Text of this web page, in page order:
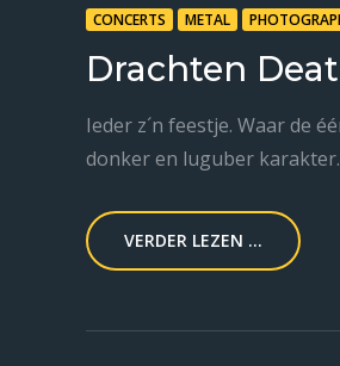
CONCERTS METAL
Drachten
Ieder z´n feestje. Waar de
donker en luguber
VERDER LEZEN ...